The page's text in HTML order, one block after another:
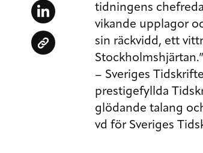
tidningens
vikande upplagor
sin räckvidd, ett
Stockholmshjärtan.”
– Sveriges
prestigefyllda
glödande talang
vd för Sveriges